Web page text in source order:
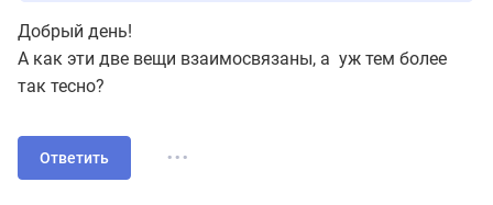
Добрый день!
А как эти две вещи взаимосвязаны, а уж тем более
так тесно?
Ответить ...